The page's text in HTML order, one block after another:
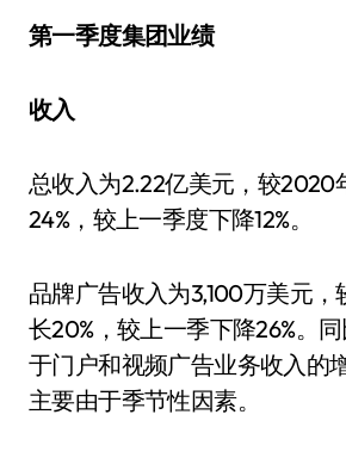
第一季度集团业绩
收入
总收入为2.22亿美元，较2020
24%，较上一季度下降12%。
品牌广告收入为3,100万美元
长20%，较上一季下降26%。
于门户和视频广告业务收入的
主要由于季节性因素。